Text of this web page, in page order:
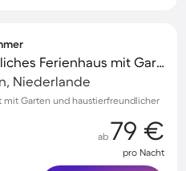
Kinderfreundliches gemütliches Ferienhaus mit Garten und Grill | Hunde erlaubt
Niederlande
mit Garten und haustierfreundlicher
ab 79 €
pro Nacht